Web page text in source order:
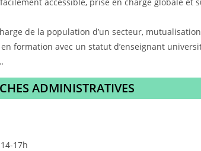
de la population d’un secteur,
formation avec un statut d’enseignant
ADMINISTRATIVES
17h